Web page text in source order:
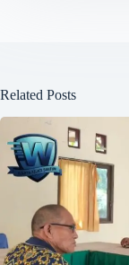
Related Posts